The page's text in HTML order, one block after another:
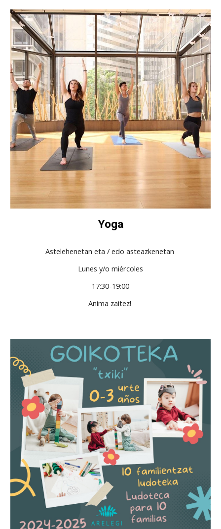
Yoga
Astelehenetan eta / edo asteazkenetan
Lunes y/o miércoles
17:30-19:00
Anima zaitez!